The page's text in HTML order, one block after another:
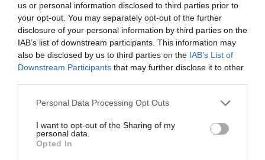
us or personal information disclosed to third parties prior to
your opt-out. You may separately opt-out of the further
disclosure of your personal information by third parties on the
IAB’s list of downstream participants. This information may
also be disclosed by us to third parties on the IAB’s List of
Downstream Participants that may further disclose it to other
Personal Data Processing Opt Outs
I want to opt-out of the Sharing of my
personal data.
Opted In
Eισιτήρια:
Είσοδος ελεύθερη μόνο στα εγκαίνια
Πληροφορίες / Κρατήσεις:
photofestival.gr
μάθετε πρώτοι όλες τις ειδήσεις